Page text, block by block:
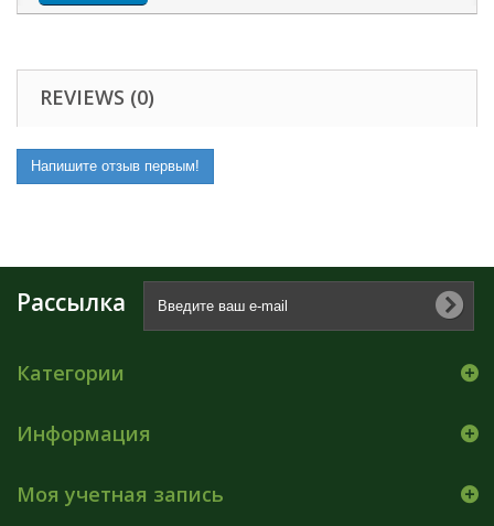
REVIEWS (0)
Напишите отзыв первым!
Рассылка
Категории
Информация
Моя учетная запись